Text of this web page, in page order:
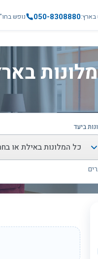
בארץ050-8308880 נופש
ביעד
כל המלונות באילת או